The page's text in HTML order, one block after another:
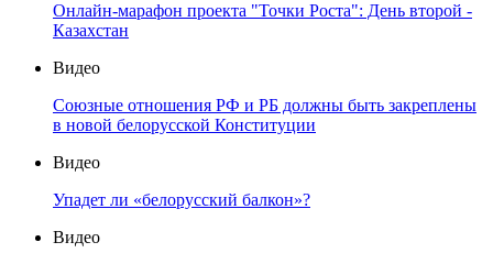
Онлайн-марафон проекта "Точки Роста": День второй -
Казахстан
Видео
Союзные отношения РФ и РБ должны быть закреплены
в новой белорусской Конституции
Видео
Упадет ли «белорусский балкон»?
Видео